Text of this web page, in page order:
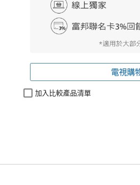
電視購
加入比較產品清單